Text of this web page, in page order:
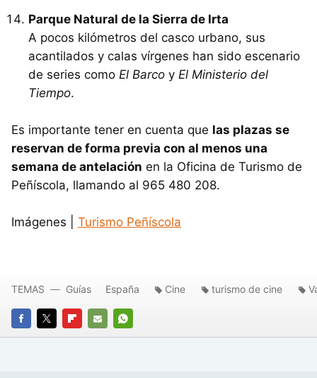
Parque Natural de la Sierra de Irta
A pocos kilómetros del casco urbano, sus
acantilados y calas vírgenes han sido escenario
de series como El Barco y El Ministerio del
Tiempo.
Es importante tener en cuenta que las plazas se
reservan de forma previa con al menos una
semana de antelación en la Oficina de Turismo de
Peñíscola, llamando al 965 480 208.
Imágenes | Turismo Peñíscola
FACEBOOK
TWITTERFLIPBOARD
E-
WHATSAPP
TEMAS Guías España Cine turismo de cine